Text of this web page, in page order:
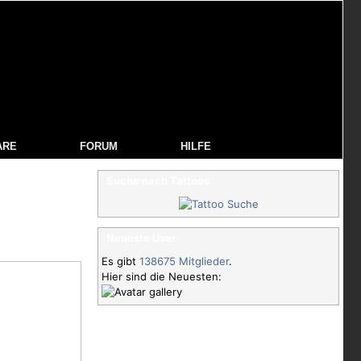
FORUM HILFE
Es gibt 138675 Mitglieder.
Hier sind die Neuesten: